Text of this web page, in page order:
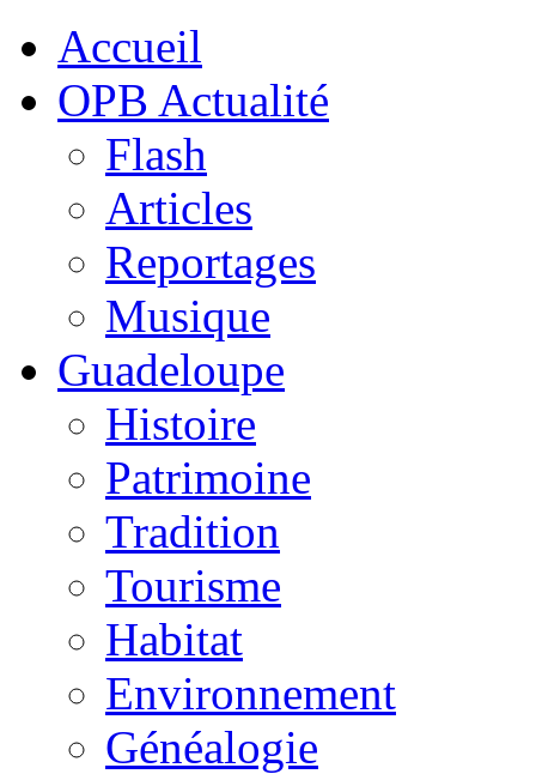
Accueil
OPB Actualité
Flash
Articles
Reportages
Musique
Guadeloupe
Histoire
Patrimoine
Tradition
Tourisme
Habitat
Environnement
Généalogie